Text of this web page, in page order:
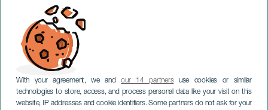
With your agreement, we andour 14 partnersuse cookies or similar
technologies to store, access, and process personal data like your visit on this
website, IP addresses and cookie identifiers. Some partners do not ask for your